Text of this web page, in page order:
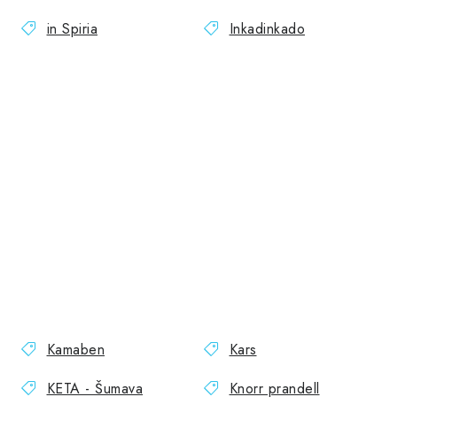
in Spiria
Inkadinkado
Kamaben
Kars
KETA - Šumava
Knorr prandell